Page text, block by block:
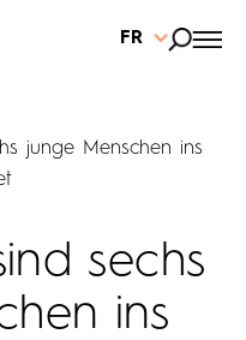
FR
junge Menschen ins
sechs
ins